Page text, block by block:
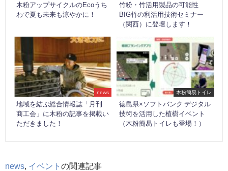
木粉アップサイクルのEcoうち
わで夏も未来も涼やかに！
竹粉・竹活用製品の可能性
BIG竹の利活用技術セミナー
（関西）に登壇します！
news
地域を結ぶ総合情報誌「月刊
商工会」に木粉の記事を掲載い
ただきました！
木粉簡易トイレ
徳島県×ソフトバンク デジタル
技術を活用した植樹イベント
（木粉簡易トイレも登場！）
news, イベント の関連記事